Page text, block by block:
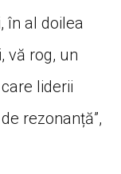
în al doilea
vă rog, un
liderii
rezonanță”,